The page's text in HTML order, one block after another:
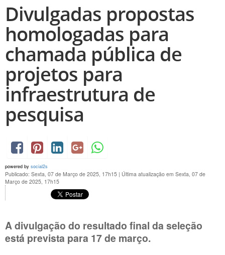
Divulgadas propostas
homologadas para
chamada pública de
projetos para
infraestrutura de
pesquisa
powered by social2s
Publicado: Sexta, 07 de Março de 2025, 17h15 | Última atualização em Sexta, 07 de
Março de 2025, 17h15
A divulgação do resultado final da seleção
está prevista para 17 de março.